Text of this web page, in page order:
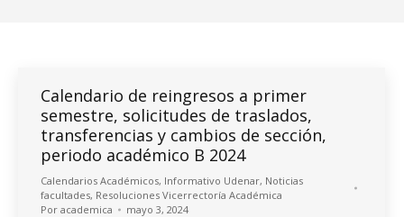
Calendario de reingresos a primer
semestre, solicitudes de traslados,
transferencias y cambios de sección,
periodo académico B 2024
Calendarios Académicos, Informativo Udenar, Noticias
facultades, Resoluciones Vicerrectoría Académica
Por academica mayo 3, 2024